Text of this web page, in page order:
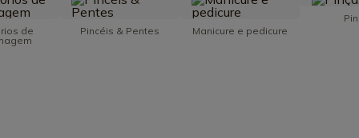
de
Pincéis & Pentes Manicure e pedicure